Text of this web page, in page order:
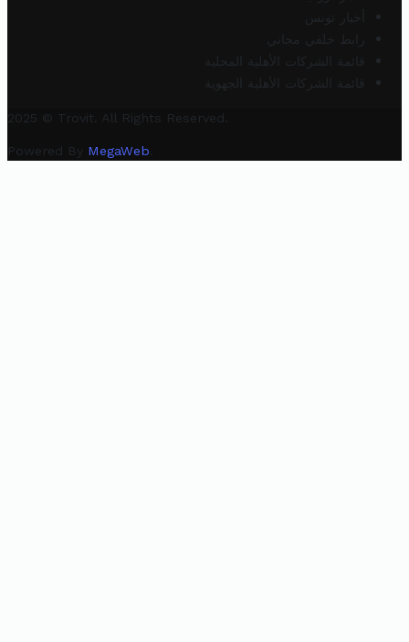
أخبار تونس
رابط خلفي مجاني
قائمة الشركات الأهلية المحلية
قائمة الشركات الأهلية الجهوية
2025 © Trovit. All Rights Reserved.
Powered By MegaWeb